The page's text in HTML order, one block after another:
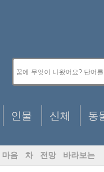
인물 신체 동
마음 차 전망 바라보는